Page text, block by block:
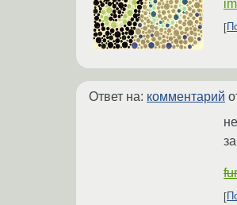
Ответ на: комментарий